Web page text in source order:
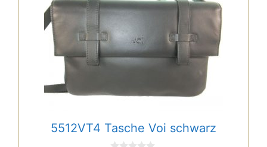
5512VT4 Tasche Voi schwarz